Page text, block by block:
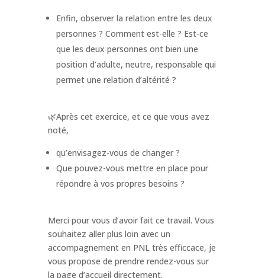
Enfin, observer la relation entre les deux
personnes ? Comment est-elle ? Est-ce
que les deux personnes ont bien une
position d’adulte, neutre, responsable qui
permet une relation d’altérité ?
🌿Après cet exercice, et ce que vous avez
noté,
qu’envisagez-vous de changer ?
Que pouvez-vous mettre en place pour
répondre à vos propres besoins ?
Merci pour vous d’avoir fait ce travail. Vous
souhaitez aller plus loin avec un
accompagnement en PNL très efficcace, je
vous propose de prendre rendez-vous sur
la page d’accueil directement.